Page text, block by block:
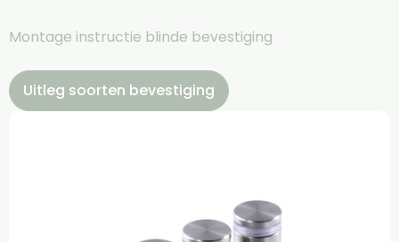
Montage instructie blinde bevestiging
Uitleg soorten bevestiging